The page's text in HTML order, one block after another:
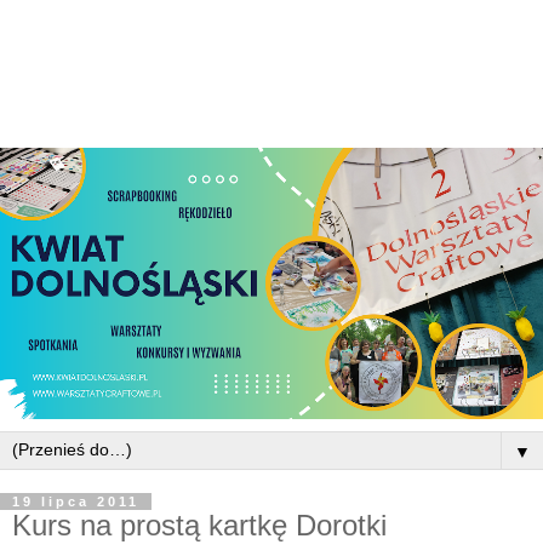
▼
19 lipca 2011
Kurs na prostą kartkę Dorotki